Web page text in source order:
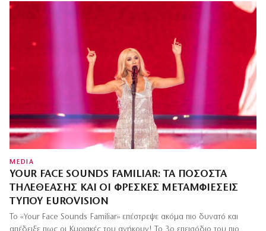
MEDIA
YOUR FACE SOUNDS FAMILIAR: ΤΑ ΠΟΣΟΣΤΆ
ΤΗΛΕΘΈΑΣΗΣ ΚΑΙ ΟΙ ΦΡΈΣΚΕΣ ΜΕΤΑΜΦΙΈΣΕΙΣ
ΤΎΠΟΥ EUROVISION
Το «Your Face Sounds Familiar» επέστρεψε ακόμα πιο δυνατό και